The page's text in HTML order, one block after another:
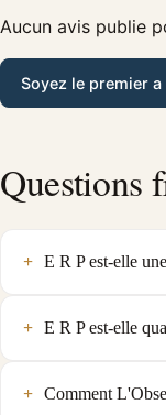
Aucun avis publie
Soyez le premier
Questions
E R P est-elle
E R P est-elle
Comment